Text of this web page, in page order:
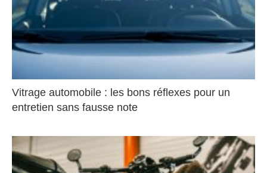
Vitrage automobile : les bons réflexes pour un
entretien sans fausse note